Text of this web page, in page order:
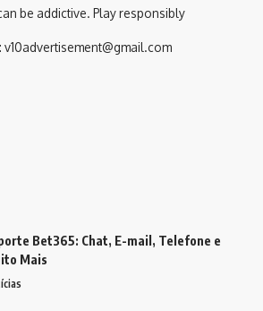
be addictive. Play responsibly
v10advertisement@gmail.com
Bet365: Chat, E-mail, Telefone e
Mais